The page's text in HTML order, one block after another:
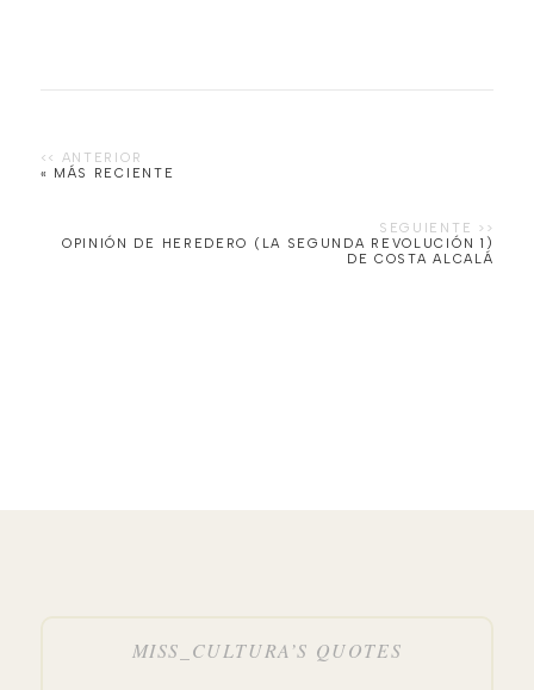
« MÁS RECIENTE
OPINIÓN DE HEREDERO (LA SEGUNDA REVOLUCIÓN 1)
DE COSTA ALCALÁ
MISS_CULTURA’S QUOTES